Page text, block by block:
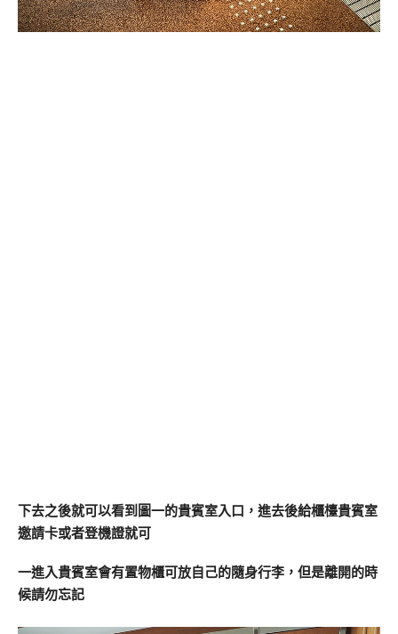
下去之後就可以看到圖一的貴賓室入口，進去後給櫃檯貴賓室
邀請卡或者登機證就可
一進入貴賓室會有置物櫃可放自己的隨身行李，但是離開的時
候請勿忘記